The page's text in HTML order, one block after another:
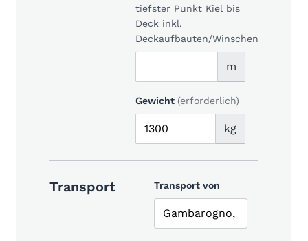
tiefster Punkt Kiel bis
Deck inkl.
Deckaufbauten/Winschen
m
Gewicht (erforderlich)
kg
Transport Transport von